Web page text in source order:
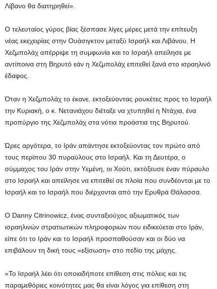
Λίβανο θα διατηρηθεί».
Ο τελευταίος γύρος βίας ξέσπασε λίγες μέρες μετά την επίτευξη
νέας εκεχειρίας στην Ουάσιγκτον μεταξύ Ισραήλ και Λιβάνου. Η
Χεζμπολάχ απέρριψε τη συμφωνία και το Ισραήλ απείλησε με
αντίποινα στη Βηρυτό εάν η Χεζμπολάχ επιτεθεί ξανά στο ισραηλινό
έδαφος.
Όταν η Χεζμπολάχ το έκανε, εκτοξεύοντας ρουκέτες προς το Ισραήλ
την Κυριακή, ο κ. Νετανιάχου διέταξε να χτυπηθεί η Ντάχια, ένα
προπύργιο της Χεζμπολάχ στα νότια προάστια της Βηρυτού.
Ώρες αργότερα, το Ιράν απάντησε εκτοξεύοντας τον πρώτο από
τους περίπου 30 πυραύλους στο Ισραήλ. Και τη Δευτέρα, ο
σύμμαχος του Ιράν στην Υεμένη, οι Χούτι, εκτόξευσε έναν πύραυλο
στο Ισραήλ και απείλησε να επιτεθεί σε πλοία που συνδέονται με το
Ισραήλ και το Ισραήλ που διέρχονται από την Ερυθρά Θάλασσα.
Ο Danny Citrinowicz, ένας συνταξιούχος αξιωματικός των
ισραηλινών στρατιωτικών πληροφοριών που ειδικεύεται στο Ιράν,
είπε ότι το Ιράν και το Ισραήλ προσπαθούσαν και οι δύο να
επιβάλουν τη δική τους «εξίσωση» στο πεδίο της μάχης.
«Το Ισραήλ λέει ότι οποιαδήποτε επίθεση στις πόλεις και τις
παραμεθόριες κοινότητες μας θα είναι λόγος για επίθεση στη